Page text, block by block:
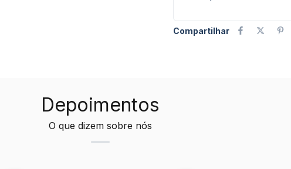
Compartilhar
Depoimentos
O que dizem sobre nós